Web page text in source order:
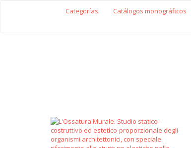
Categorías Catálogos monográficos